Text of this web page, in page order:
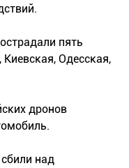
пять
Одесская,
дронов
над